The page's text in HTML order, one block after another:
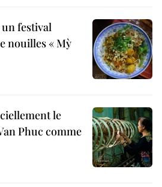
festival
nouilles « Mỳ
le
Phuc comme